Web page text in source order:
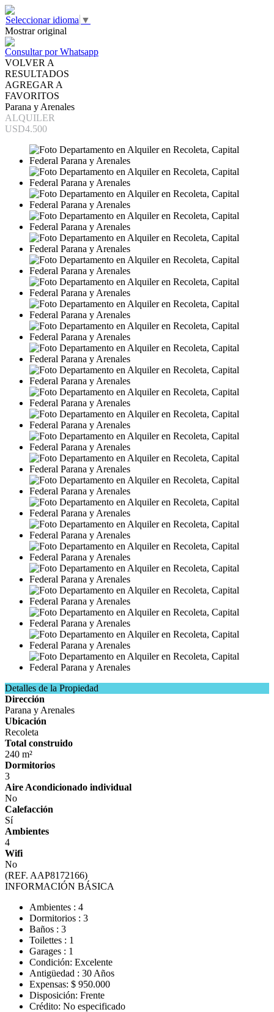
Seleccionar idioma ▼
Mostrar original
Consultar por Whatsapp
VOLVER A
RESULTADOS
AGREGAR A
FAVORITOS
Parana y Arenales
ALQUILER
USD4.500
Detalles de la Propiedad
Dirección
Parana y Arenales
Ubicación
Recoleta
Total construido
240 m²
Dormitorios
3
Aire Acondicionado individual
No
Calefacción
Sí
Ambientes
4
Wifi
No
(REF. AAP8172166)
INFORMACIÓN BÁSICA
Ambientes : 4
Dormitorios : 3
Baños : 3
Toilettes : 1
Garages : 1
Condición: Excelente
Antigüedad : 30 Años
Expensas: $ 950.000
Disposición: Frente
Crédito: No especificado